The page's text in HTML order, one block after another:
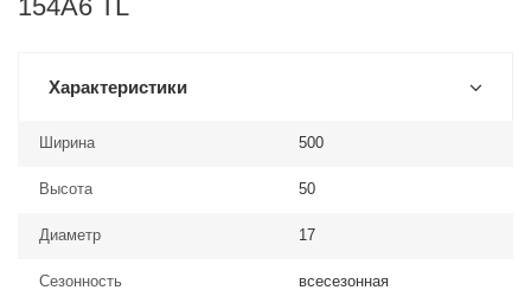
154A6 TL
Характеристики
Ширина 500
Высота 50
Диаметр 17
Сезонность всесезонная